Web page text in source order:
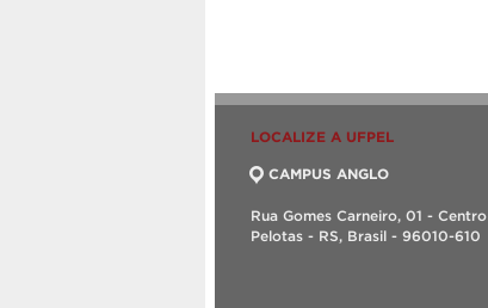
LOCALIZE A UFPEL
CAMPUS ANGLO
Rua Gomes Carneiro, 01 - Centro
Pelotas - RS, Brasil - 96010-610